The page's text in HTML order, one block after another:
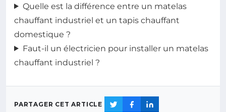
Quelle est la différence entre un matelas
chauffant industriel et un tapis chauffant
domestique ?
Faut-il un électricien pour installer un matelas
chauffant industriel ?
PARTAGER CET ARTICLE